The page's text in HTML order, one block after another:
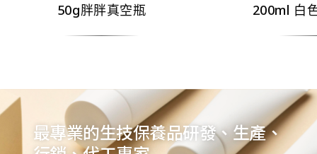
50g胖胖真空瓶 200ml 白
最專業的生技保養品研發、生產、